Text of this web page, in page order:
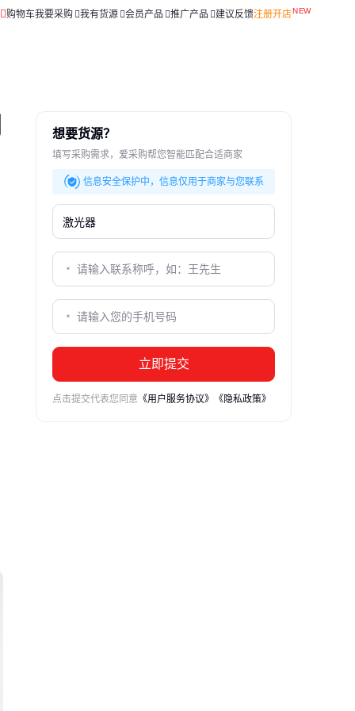
购物车我要采购 我有货源 会员产品 推广产品 建议反馈注册开店
想要货源？
填写采购需求，爱采购帮您智能匹配合适商家
信息安全保护中，信息仅用于商家与您联系
立即提交
点击提交代表您同意 《用户服务协议》 《隐私政策》